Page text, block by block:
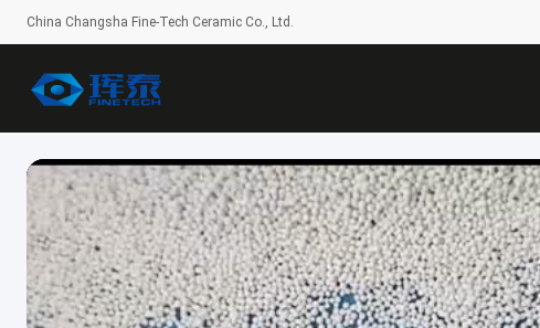
China Changsha Fine-Tech Ceramic Co., Ltd.